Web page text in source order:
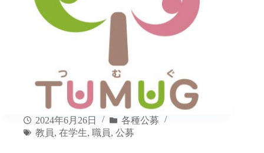
2024年6月26日
各種公募
教員, 在学生, 職員, 公募